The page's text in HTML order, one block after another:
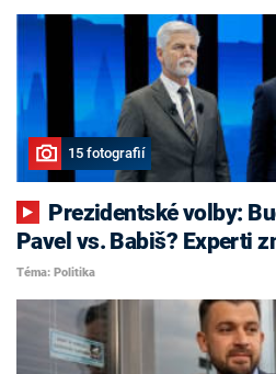
15 fotografií
Pavel vs. Babiš? Experti
Téma: Politika